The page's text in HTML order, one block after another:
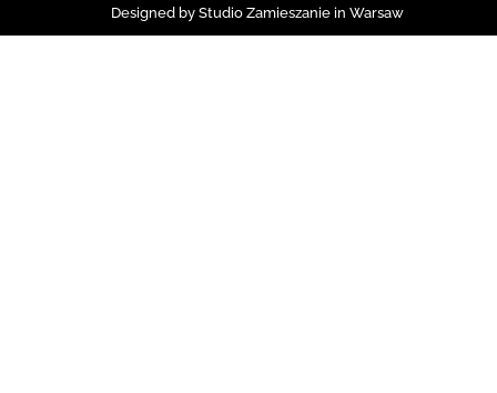
Designed by Studio Zamieszanie in Warsaw